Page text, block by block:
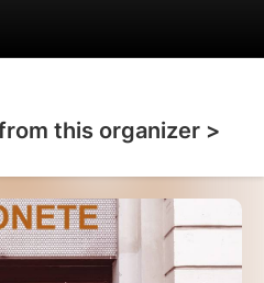
this organizer >